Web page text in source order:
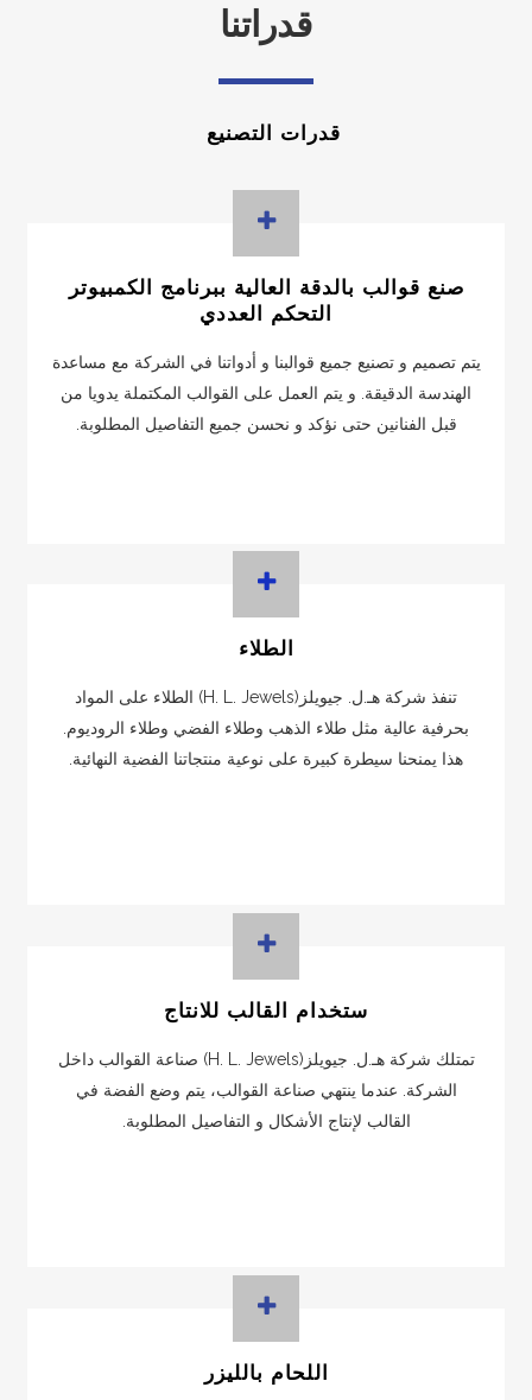
قدراتنا
قدرات التصنيع
صنع قوالب بالدقة العالية ببرنامج الكمبيوتر
التحكم العددي
يتم تصميم و تصنيع جميع قوالبنا و أدواتنا في الشركة مع مساعدة
الهندسة الدقيقة. و يتم العمل على القوالب المكتملة يدويا من
قبل الفنانين حتى نؤكد و نحسن جميع التفاصيل المطلوبة.
الطلاء
تنفذ شركة هـ.ل. جيويلز(H. L. Jewels) الطلاء على المواد
بحرفية عالية مثل طلاء الذهب وطلاء الفضي وطلاء الروديوم.
هذا يمنحنا سيطرة كبيرة على نوعية منتجاتنا الفضية النهائية.
ستخدام القالب للانتاج
تمتلك شركة هـ.ل. جيويلز(H. L. Jewels) صناعة القوالب داخل
الشركة. عندما ينتهي صناعة القوالب، يتم وضع الفضة في
القالب لإنتاج الأشكال و التفاصيل المطلوبة.
اللحام بالليزر